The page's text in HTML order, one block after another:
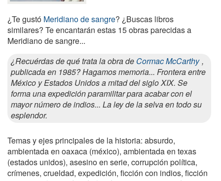
¿Te gustó Meridiano de sangre? ¿Buscas libros
similares? Te encantarán estas 15 obras parecidas a
Meridiano de sangre...
¿Recuérdas de qué trata la obra de Cormac McCarthy ,
publicada en 1985? Hagamos memoria... Frontera entre
México y Estados Unidos a mitad del siglo XIX. Se
forma una expedición paramilitar para acabar con el
mayor número de indios... La ley de la selva en todo su
esplendor.
Temas y ejes principales de la historia: absurdo,
ambientada en oaxaca (méxico), ambientada en texas
(estados unidos), asesino en serie, corrupción política,
crímenes, crueldad, expedición, ficción con indios, ficción